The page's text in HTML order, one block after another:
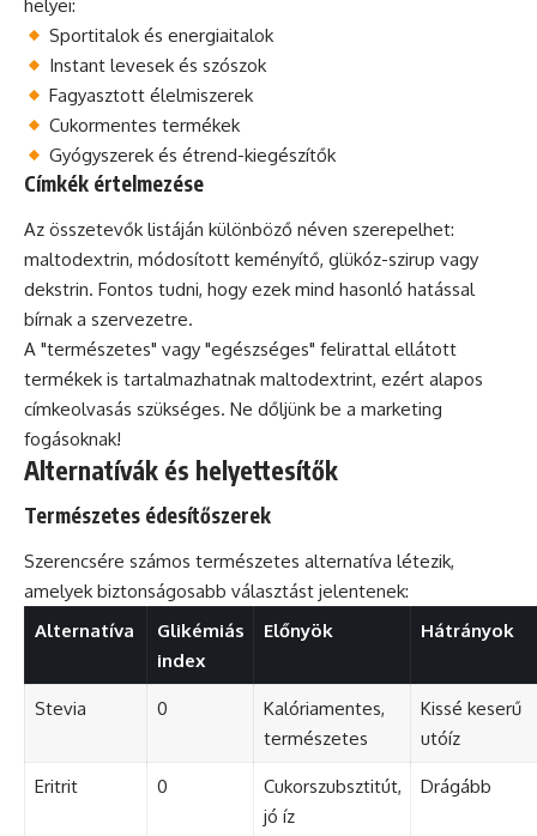
helyei:
Sportitalok és energiaitalok
Instant levesek és szószok
Fagyasztott élelmiszerek
Cukormentes termékek
Gyógyszerek és étrend-kiegészítők
Címkék értelmezése
Az összetevők listáján különböző néven szerepelhet:
maltodextrin, módosított keményítő, glükóz-szirup vagy
dekstrin. Fontos tudni, hogy ezek mind hasonló hatással
bírnak a szervezetre.
A "természetes" vagy "egészséges" felirattal ellátott
termékek is tartalmazhatnak maltodextrint, ezért alapos
címkeolvasás szükséges. Ne dőljünk be a marketing
fogásoknak!
Alternatívák és helyettesítők
Természetes édesítőszerek
Szerencsére számos természetes alternatíva létezik,
amelyek biztonságosabb választást jelentenek:
Alternatíva
Glikémiás
index
Előnyök Hátrányok
Stevia 0
Kalóriamentes,
természetes
Kissé keserű
utóíz
Eritrit 0
Cukorszubsztitút,
jó íz
Drágább